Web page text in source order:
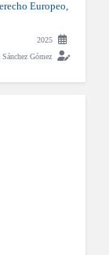
Europeo,
2025
Gómez